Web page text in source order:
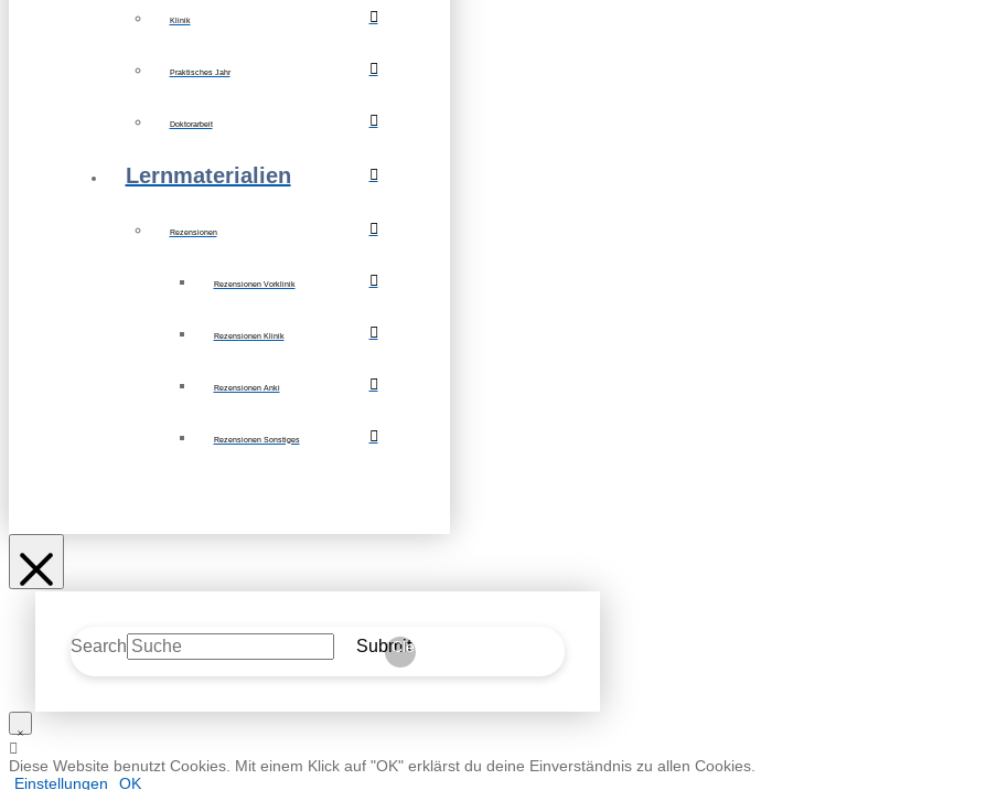
Klinik
Praktisches Jahr
Doktorarbeit
Lernmaterialien
Rezensionen
Rezensionen Vorklinik
Rezensionen Klinik
Rezensionen Anki
Rezensionen Sonstiges
Search Submit
Clear
Diese Website benutzt Cookies. Mit einem Klick auf "OK" erklärst du deine Einverständnis zu allen Cookies.
Einstellungen
OK